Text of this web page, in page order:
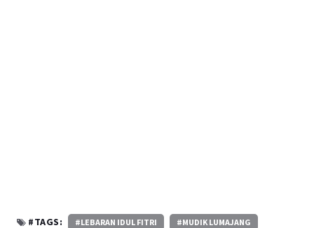
#TAGS: #LEBARAN IDUL FITRI #MUDIK LUMAJANG